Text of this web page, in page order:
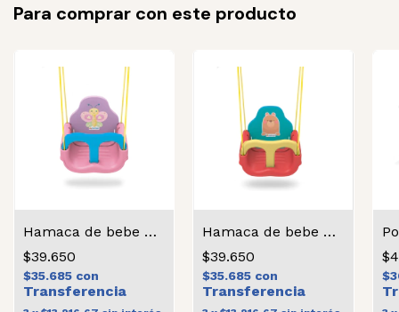
Para comprar con este producto
Hamaca de bebe mariposa
$39.650
$35.685 con
Hamaca de bebe osito
$39.650
$35.685 con